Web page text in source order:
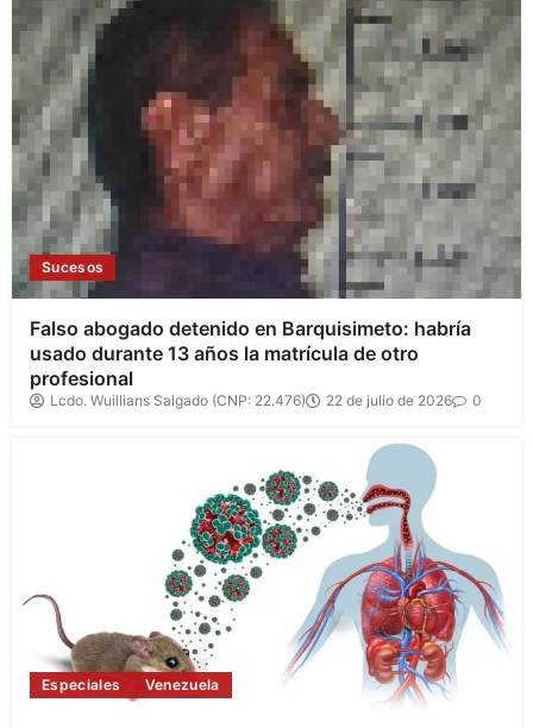
Sucesos
Falso abogado detenido en Barquisimeto: habría
usado durante 13 años la matrícula de otro
profesional
Lcdo. Wuillians Salgado (CNP: 22.476) 22 de julio de 2026 0
Especiales Venezuela